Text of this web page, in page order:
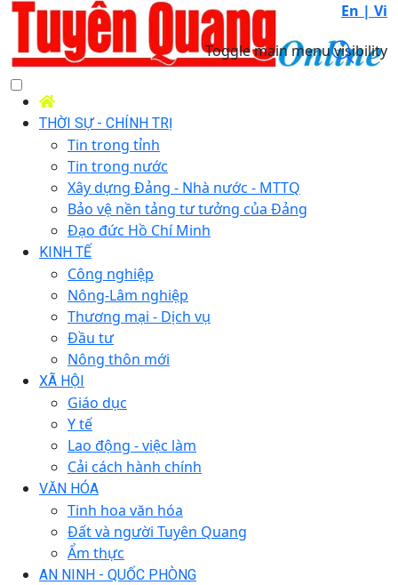
En | Vi
Toggle main menu visibility
THỜI SỰ - CHÍNH TRỊ
Tin trong tỉnh
Tin trong nước
Xây dựng Đảng - Nhà nước - MTTQ
Bảo vệ nền tảng tư tưởng của Đảng
Đạo đức Hồ Chí Minh
KINH TẾ
Công nghiệp
Nông-Lâm nghiệp
Thương mại - Dịch vụ
Đầu tư
Nông thôn mới
XÃ HỘI
Giáo dục
Y tế
Lao động - việc làm
Cải cách hành chính
VĂN HÓA
Tinh hoa văn hóa
Đất và người Tuyên Quang
Ẩm thực
AN NINH - QUỐC PHÒNG